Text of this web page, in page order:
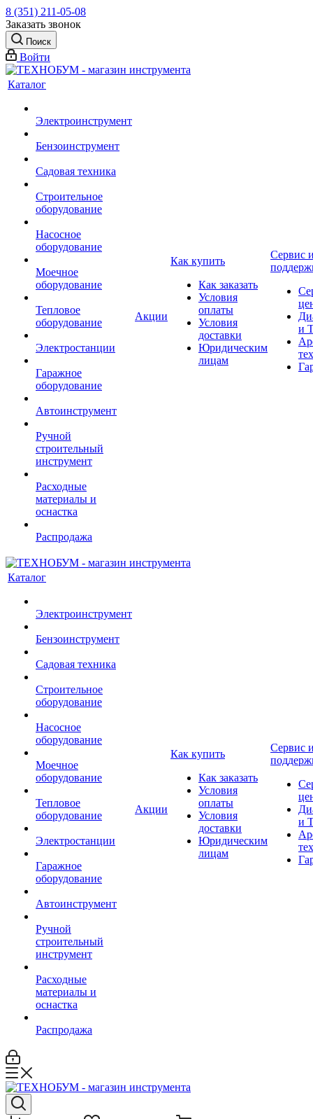
8 (351) 211-05-08
Заказать звонок
Поиск
Войти
Каталог
Электроинструмент
Бензоинструмент
Садовая техника
Строительное
оборудование
Насосное
оборудование
Моечное
оборудование
Тепловое
оборудование
Электростанции
Гаражное
оборудование
Автоинструмент
Ручной
строительный
инструмент
Расходные
материалы и
оснастка
Распродажа
Акции
Как купить
Как заказать
Условия
оплаты
Условия
доставки
Юридическим
лицам
Сервис
и
Каталог
Электроинструмент
Бензоинструмент
Садовая техника
Строительное
оборудование
Насосное
оборудование
Моечное
оборудование
Тепловое
оборудование
Электростанции
Гаражное
оборудование
Автоинструмент
Ручной
строительный
инструмент
Расходные
материалы и
оснастка
Распродажа
Акции
Как купить
Как заказать
Условия
оплаты
Условия
доставки
Юридическим
лицам
Сервис
и